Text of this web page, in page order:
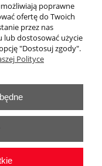
poprawne
ofertę do Twoich
przez nas
lub dostosować użycie
"Dostosuj zgody".
Polityce